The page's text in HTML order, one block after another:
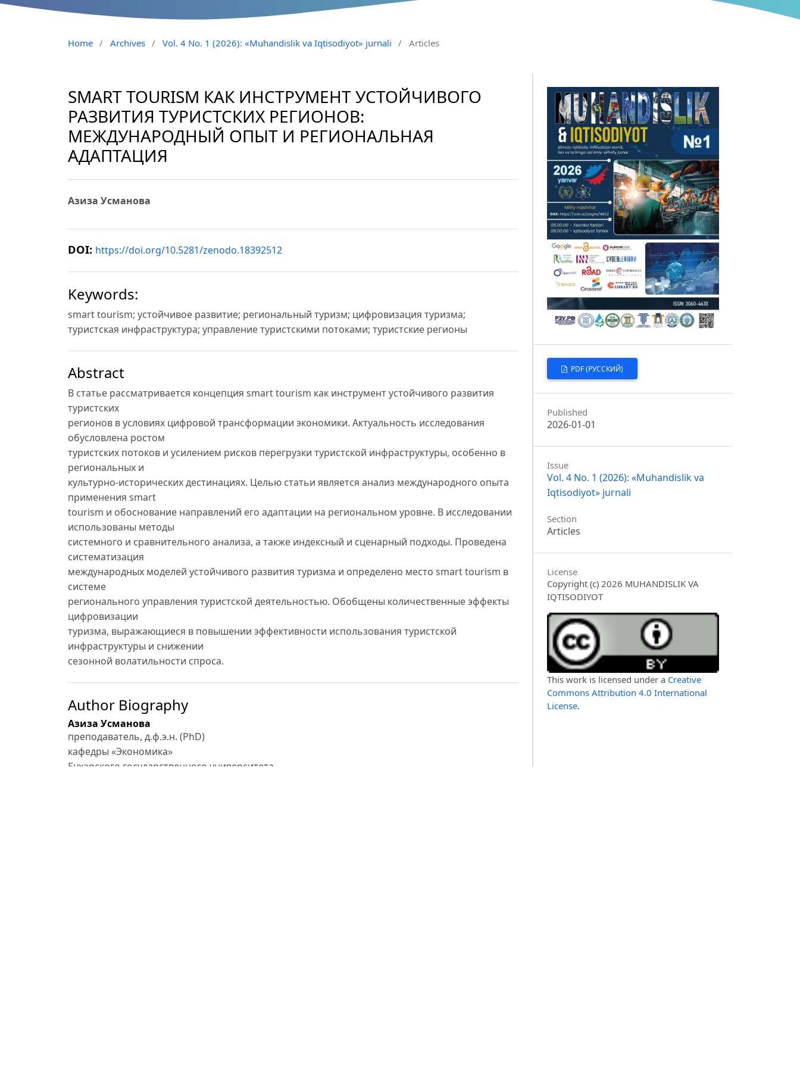
Home / Archives / Vol. 4 No. 1 (2026): «Muhandislik va Iqtisodiyot» jurnali / Articles
SMART TOURISM КАК ИНСТРУМЕНТ УСТОЙЧИВОГО
РАЗВИТИЯ ТУРИСТСКИХ РЕГИОНОВ:
МЕЖДУНАРОДНЫЙ ОПЫТ И РЕГИОНАЛЬНАЯ
АДАПТАЦИЯ
Азиза Усманова
DOI: https://doi.org/10.5281/zenodo.18392512
Keywords:
smart tourism; устойчивое развитие; региональный туризм; цифровизация туризма;
туристская инфраструктура; управление туристскими потоками; туристские регионы
Abstract
В статье рассматривается концепция smart tourism как инструмент устойчивого развития
туристских
регионов в условиях цифровой трансформации экономики. Актуальность исследования
обусловлена ростом
туристских потоков и усилением рисков перегрузки туристской инфраструктуры, особенно в
региональных и
культурно-исторических дестинациях. Целью статьи является анализ международного опыта
применения smart
tourism и обоснование направлений его адаптации на региональном уровне. В исследовании
использованы методы
системного и сравнительного анализа, а также индексный и сценарный подходы. Проведена
систематизация
международных моделей устойчивого развития туризма и определено место smart tourism в
системе
регионального управления туристской деятельностью. Обобщены количественные эффекты
цифровизации
туризма, выражающиеся в повышении эффективности использования туристской
инфраструктуры и снижении
сезонной волатильности спроса.
Author Biography
Азиза Усманова
преподаватель, д.ф.э.н. (PhD)
кафедры «Экономика»
Бухарского государственного университета
PDF (РУССКИЙ)
Published
2026-01-01
Issue
Vol. 4 No. 1 (2026): «Muhandislik va
Iqtisodiyot» jurnali
Section
Articles
License
Copyright (c) 2026 MUHANDISLIK VA
IQTISODIYOT
This work is licensed under a Creative
Commons Attribution 4.0 International
License.